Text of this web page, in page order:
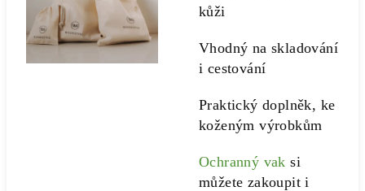
kůži
Vhodný na skladování
i cestování
Praktický doplněk, ke
koženým výrobkům
Ochranný vak si
můžete zakoupit i